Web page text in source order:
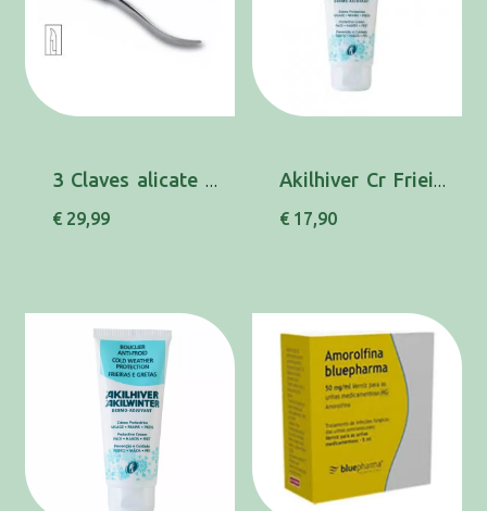
3 Claves alicate unhas homem 12Cm 80061
€ 29,99
Akilhiver Cr Frieiras 100ml
€ 17,90